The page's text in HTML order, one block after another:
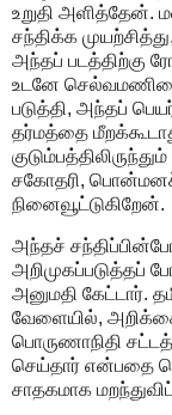
உறுதி
சந்திக்க
அந்தப் படத்திற்கு
உடனே
படுத்தி, அந்தப்
தர்மத்தை
சகோதரி, பொன்மனச்
நினைவூட்டுகிறேன்.
அந்தச்
அனுமதி கேட்டார்.
வேளையில்,
பொருணாநிதி
செய்தார் என்பதை
சாதகமாக